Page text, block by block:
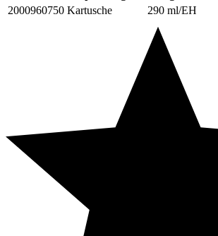
2000960750 Kartusche 290 ml/EH